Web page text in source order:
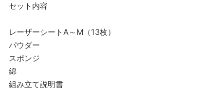
セット内容
レーザーシートA～M（13枚）
パウダー
スポンジ
綿
組み立て説明書